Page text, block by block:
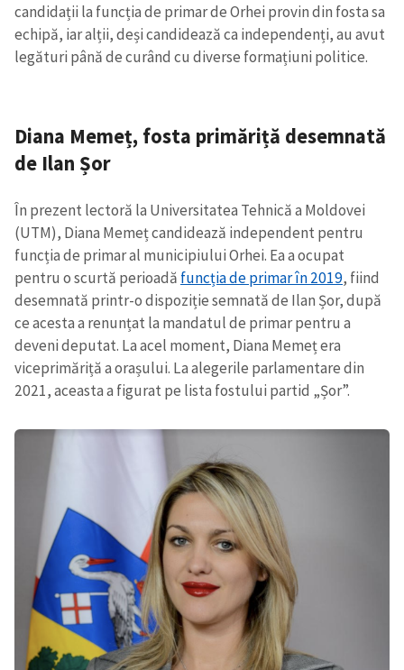
candidații la funcția de primar de Orhei provin din fosta sa
echipă, iar alții, deși candidează ca independenți, au avut
legături până de curând cu diverse formațiuni politice.
Diana Memeț, fosta primăriță desemnată
de Ilan Șor
În prezent lectoră la Universitatea Tehnică a Moldovei
(UTM), Diana Memeț candidează independent pentru
funcția de primar al municipiului Orhei. Ea a ocupat
pentru o scurtă perioadă funcția de primar în 2019, fiind
desemnată printr-o dispoziție semnată de Ilan Șor, după
ce acesta a renunțat la mandatul de primar pentru a
deveni deputat. La acel moment, Diana Memeț era
viceprimăriță a orașului. La alegerile parlamentare din
2021, aceasta a figurat pe lista fostului partid „Șor”.